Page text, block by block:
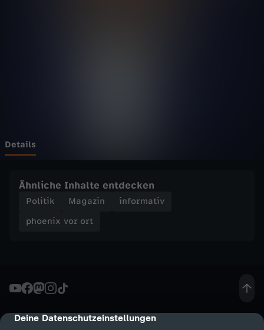
cmp-dialog-description
Deine Datenschutzeinstellungen
t
U
a
i
Details
Ähnliche Inhalte entdecken
Politik Magazin
informativ
phoenix vor ort